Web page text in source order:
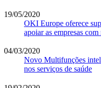
19/05/2020
OKI Europe oferece
apoiar as empresas
04/03/2020
Novo Multifunções
nos serviços de saúde